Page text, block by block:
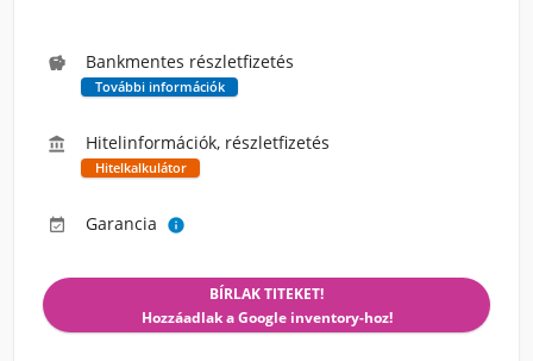
 Bankmentes részletfizetés
További információk
 Hitelinformációk, részletfizetés
Hitelkalkulátor
 Garancia 
BÍRLAK TITEKET!
Hozzáadlak a Google inventory-hoz!